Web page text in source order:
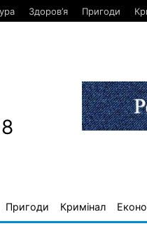
Здоров’я Пригоди
Пригоди Кримінал